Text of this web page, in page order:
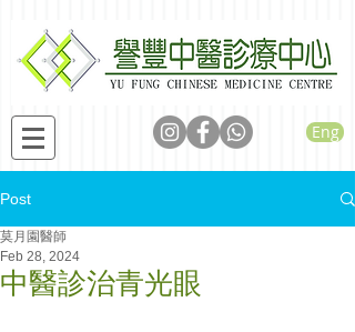
Eng
Post
中醫診治青光眼
莫月園醫師
Feb 28, 2024